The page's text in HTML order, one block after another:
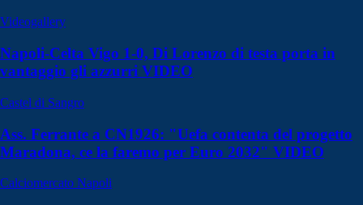
Videogallery
Napoli-Celta Vigo 1-0, Di Lorenzo di testa porta in
vantaggio gli azzurri VIDEO
Castel di Sangro
Ass. Ferrante a CN1926: "Uefa contenta del progetto
Maradona, ce la faremo per Euro 2032" VIDEO
Calciomercato Napoli